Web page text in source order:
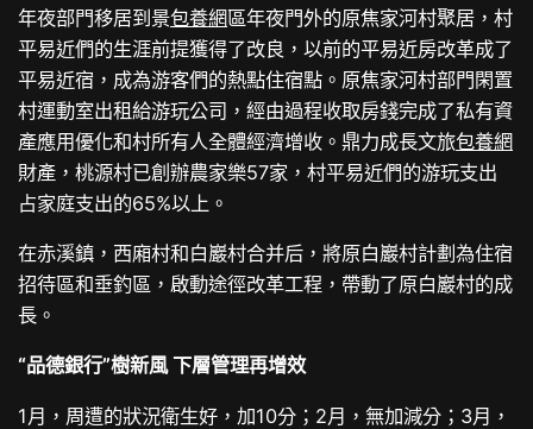
年夜部門移居到景包養網區年夜門外的原焦家河村聚居，村
平易近們的生涯前提獲得了改良，以前的平易近房改革成了
平易近宿，成為游客們的熱點住宿點。原焦家河村部門閑置
村運動室出租給游玩公司，經由過程收取房錢完成了私有資
產應用優化和村所有人全體經濟增收。鼎力成長文旅包養網
財產，桃源村已創辦農家樂57家，村平易近們的游玩支出
占家庭支出的65%以上。
在赤溪鎮，西廂村和白巖村合并后，將原白巖村計劃為住宿
招待區和垂釣區，啟動途徑改革工程，帶動了原白巖村的成
長。
“品德銀行”樹新風 下層管理再增效
1月，周遭的狀況衛生好，加10分；2月，無加減分；3月，